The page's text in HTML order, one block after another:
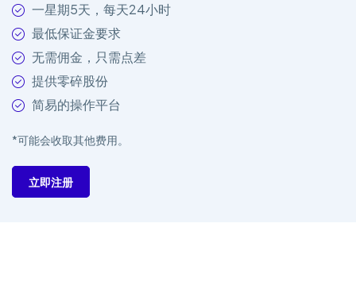
一星期5天，每天24小时
最低保证金要求
无需佣金，只需点差
提供零碎股份
简易的操作平台
*可能会收取其他费用。
立即注册